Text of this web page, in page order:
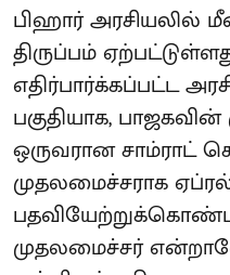
பிஹார் அரசியலில்
திருப்பம்
எதிர்பார்க்கப்பட்ட
பகுதியாக,
ஒருவரான சாம்ராட்
முதலமைச்சராக
முதலமைச்சர்